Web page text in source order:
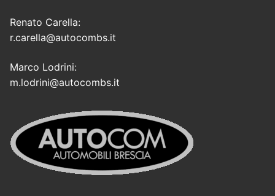
Renato Carella:
r.carella@autocombs.it
Marco Lodrini:
m.lodrini@autocombs.it